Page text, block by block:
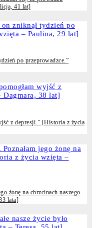
41 lat]
po przeprowadzce.”
z depresji.” [Historia z życia
żonę na chrzcinach naszego
lata]